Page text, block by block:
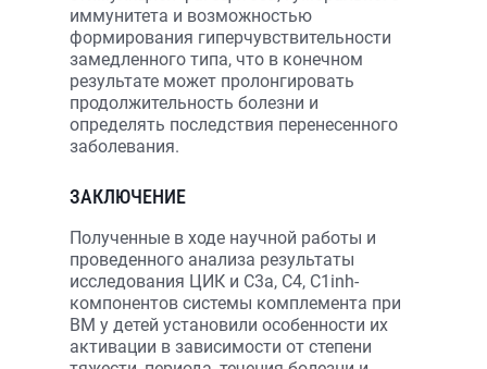
иммунитета и возможностью
формирования гиперчувствительности
замедленного типа, что в конечном
результате может пролонгировать
продолжительность болезни и
определять последствия перенесенного
заболевания.
ЗАКЛЮЧЕНИЕ
Полученные в ходе научной работы и
проведенного анализа результаты
исследования ЦИК и С3а, С4, С1inh-
компонентов системы комплемента при
ВМ у детей установили особенности их
активации в зависимости от степени